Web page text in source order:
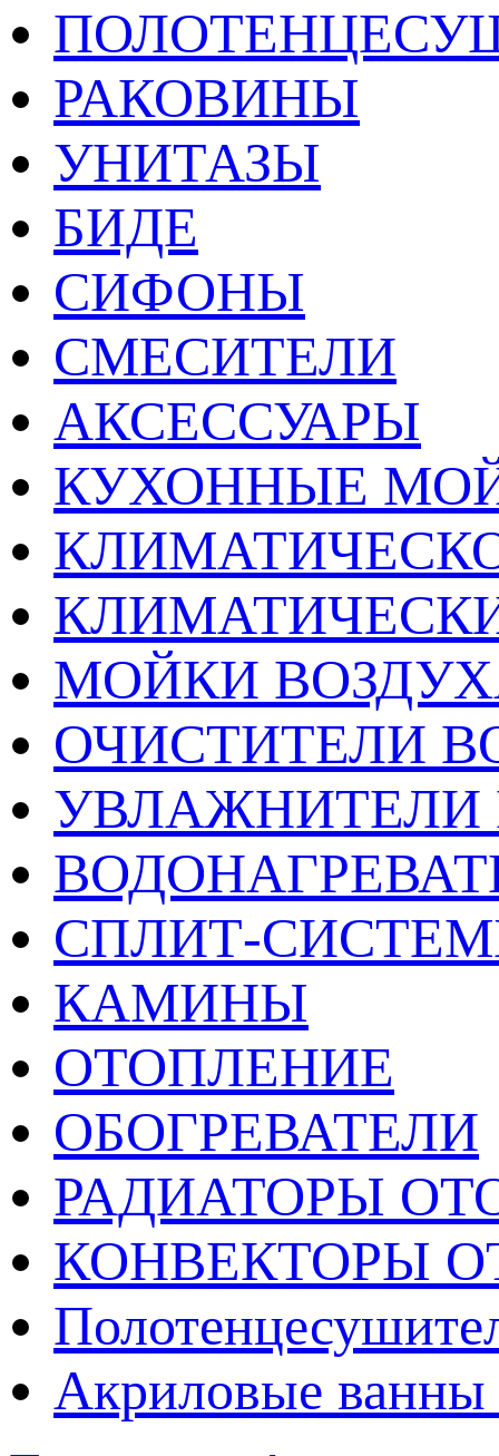
РАКОВИНЫ
УНИТАЗЫ
БИДЕ
СИФОНЫ
СМЕСИТЕЛИ
АКСЕССУАРЫ
КУХОННЫЕ
МОЙКИ
ОЧИСТИТЕЛИ
УВЛАЖНИТЕЛИ
СПЛИТ-
КАМИНЫ
ОТОПЛЕНИЕ
ОБОГРЕВАТЕЛИ
РАДИАТОРЫ
КОНВЕКТОРЫ
Акриловые ванны